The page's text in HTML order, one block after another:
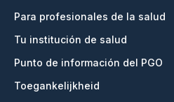
Para profesionales de la salud
Tu institución de salud
Punto de información del PGO
Toegankelijkheid